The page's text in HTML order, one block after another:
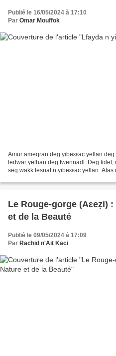
Publié le 16/05/2024 à 17:10
Par Omar Mouffok
Amur ameqran deg yibeεεac yellan
ledwaṛ yelhan deg twennaḍt. Deg tidet,
seg wakk leṣnaf n yibeεεac yellan.
Le Rouge-gorge (Aɛeẓi)
et de la Beauté
Publié le 09/05/2024 à 17:09
Par Rachid n'Ait Kaci